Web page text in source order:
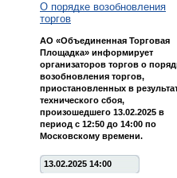
О порядке возобновления
торгов
АО «Объединенная Торговая
Площадка» информирует
организаторов торгов о
возобновления торгов,
приостановленных в
технического сбоя,
произошедшего 13.02.2025 в
период с 12:50 до 14:00 по
Московскому времени.
13.02.2025 14:00